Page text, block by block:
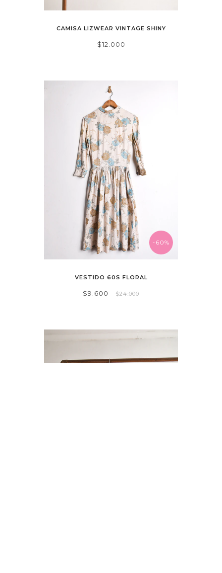
CAMISA LIZWEAR VINTAGE SHINY
$12.000
-60%
VESTIDO 60S FLORAL
$9.600 $24.000